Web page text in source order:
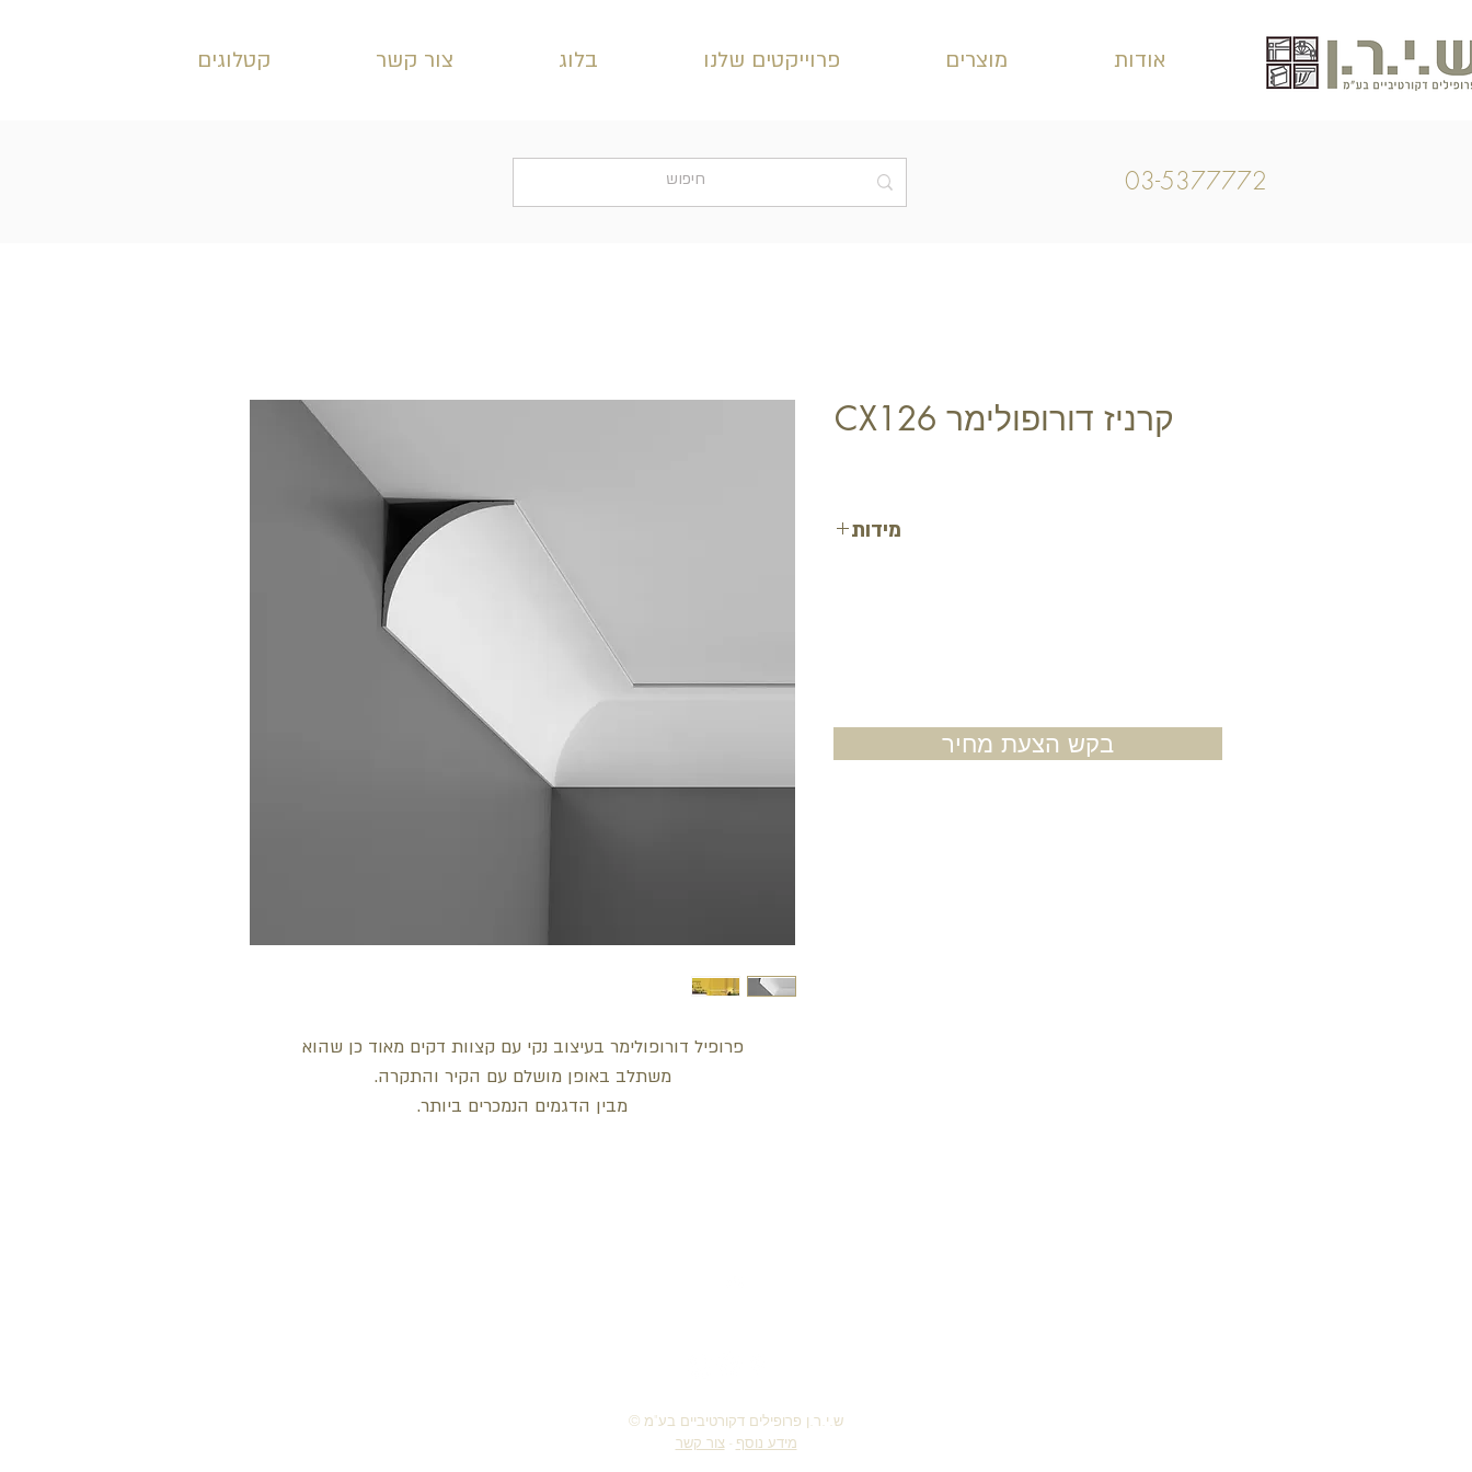
אודות מוצרים פרוייקטים שלנו בלוג צור קשר קטלוגים
03-5377772
פרופיל דורופולימר בעיצוב נקי עם קצוות דקים מאוד כן שהוא
משתלב באופן מושלם עם הקיר והתקרה.
מבין הדגמים הנמכרים ביותר.
קרניז דורופולימר CX126
מידות
בקש הצעת מחיר
© ש.י.ר.ן פרופילים דקורטיביים בע"מ
מידע נוסף -צור קשר